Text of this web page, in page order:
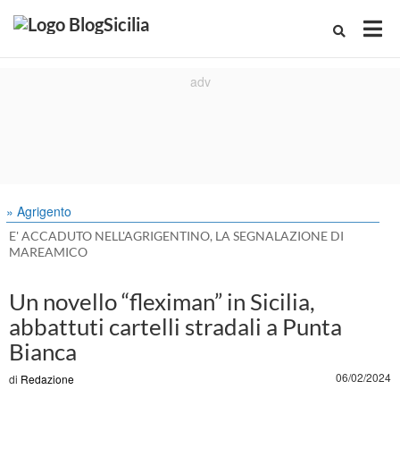
» Agrigento
E' ACCADUTO NELL'AGRIGENTINO, LA SEGNALAZIONE DI
MAREAMICO
Un novello “fleximan” in Sicilia,
abbattuti cartelli stradali a Punta
Bianca
di Redazione 06/02/2024